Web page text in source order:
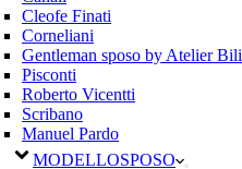
Cleofe Finati
Corneliani
Gentleman sposo by Atelier Bili
Pisconti
Roberto Vicentti
Scribano
Manuel Pardo
MODELLOSPOSO